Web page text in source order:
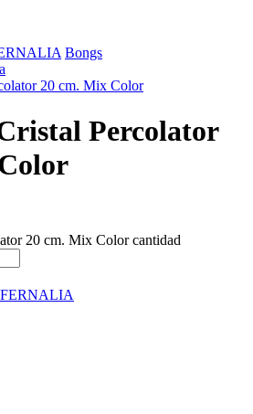
Bongs
Percolator
20 cm. Mix Color cantidad